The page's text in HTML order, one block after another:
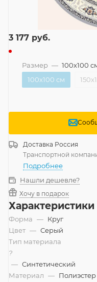
3 177 руб.
Размер — 100x100
100x100 см
Доставка Россия
Транспортной
Подробнее
Нашли дешевле?
Хочу в подарок
Характеристики
Форма — Круг
Цвет — Серый
Тип материала
?
— Синтетический
Материал — Полиэстер